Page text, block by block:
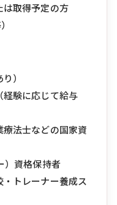
は取得予定の方
）
経験に応じて給与
療法士などの国家資
）資格保持者
・トレーナー養成ス